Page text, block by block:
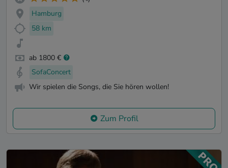
Hamburg
58 km
ab 1800 €
SofaConcert
Wir spielen die Songs, die Sie hören wollen!
Zum Profil